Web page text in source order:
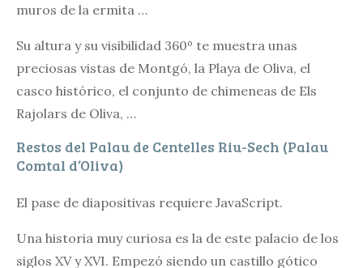
muros de la ermita …
Su altura y su visibilidad 360º te muestra unas
preciosas vistas de Montgó, la Playa de Oliva, el
casco histórico, el conjunto de chimeneas de Els
Rajolars de Oliva, …
Restos del Palau de Centelles Riu-Sech (Palau
Comtal d’Oliva)
El pase de diapositivas requiere JavaScript.
Una historia muy curiosa es la de este palacio de los
siglos XV y XVI. Empezó siendo un castillo gótico